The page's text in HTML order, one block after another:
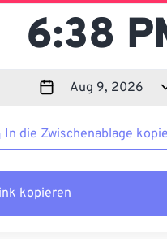
In die Zwischenablage
kopieren